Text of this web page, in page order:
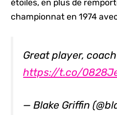
étoiles, en plus de
championnat en 1974
Great player,
https://t.co/
— Blake Griffin